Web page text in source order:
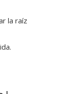
la raíz